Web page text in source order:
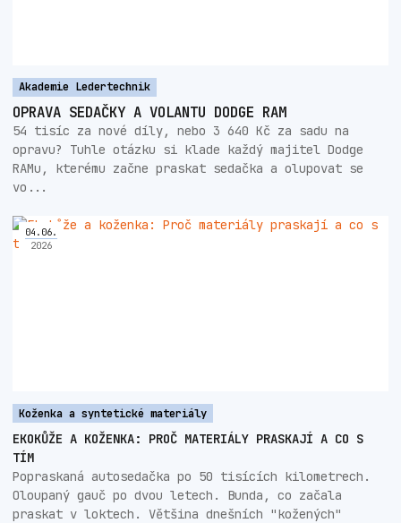
Akademie Ledertechnik
OPRAVA SEDAČKY A VOLANTU DODGE RAM
54 tisíc za nové díly, nebo 3 640 Kč za sadu na
opravu? Tuhle otázku si klade každý majitel Dodge
RAMu, kterému začne praskat sedačka a olupovat se
vo...
04 . 06.
2026
Koženka a syntetické materiály
EKOKŮŽE A KOŽENKA: PROČ MATERIÁLY PRASKAJÍ A CO S
TÍM
Popraskaná autosedačka po 50 tisících kilometrech.
Oloupaný gauč po dvou letech. Bunda, co začala
praskat v loktech. Většina dnešních "kožených"